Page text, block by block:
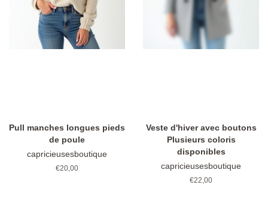
Pull manches longues pieds
de poule
capricieusesboutique
Prix
€20,00
Veste d'hiver avec boutons
Plusieurs coloris
disponibles
capricieusesboutique
Prix
€22,00